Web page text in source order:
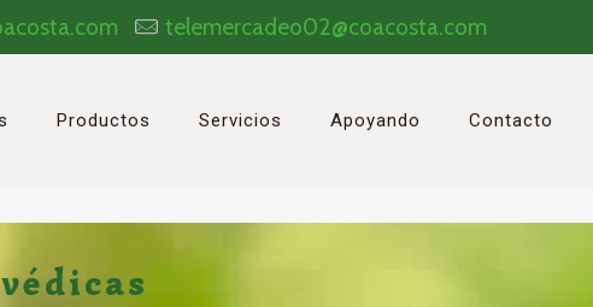
telemercadeo02@coacosta.com
Productos Servicios Apoyando Contacto